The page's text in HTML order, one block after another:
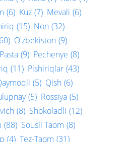
(6) Kuz (7) Mevali (6)
(15) Non (32)
O'zbekiston (9)
Pasta (9) Pechenye (8)
(11) Pishiriqlar (43)
(5) Qish (6)
(5) Rossiya (5)
(8) Shokoladli (12)
(88) Sousli Taom (8)
(4) Tez-Taom (31)